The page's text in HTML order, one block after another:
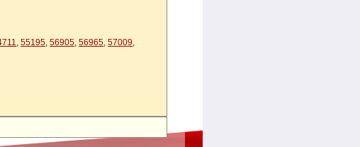
,55195,56905,56965,57009,